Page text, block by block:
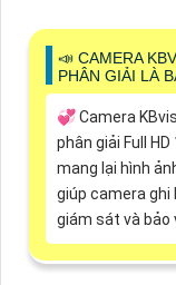
📣 CAMERA
PHÂN GIẢI LÀ
💞 Camera
phân giải Full
mang lại hình
giúp camera ghi
giám sát và bảo